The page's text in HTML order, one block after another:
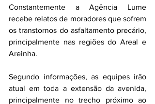
Constantemente a Agência Lume
recebe relatos de moradores que sofrem
os transtornos do asfaltamento precário,
principalmente nas regiões do Areal e
Areinha.
Segundo informações, as equipes irão
atual em toda a extensão da avenida,
principalmente no trecho próximo ao